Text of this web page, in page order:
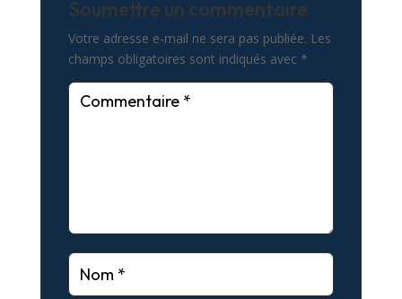
Soumettre un commentaire
Votre adresse e-mail ne sera pas publiée. Les
champs obligatoires sont indiqués avec *